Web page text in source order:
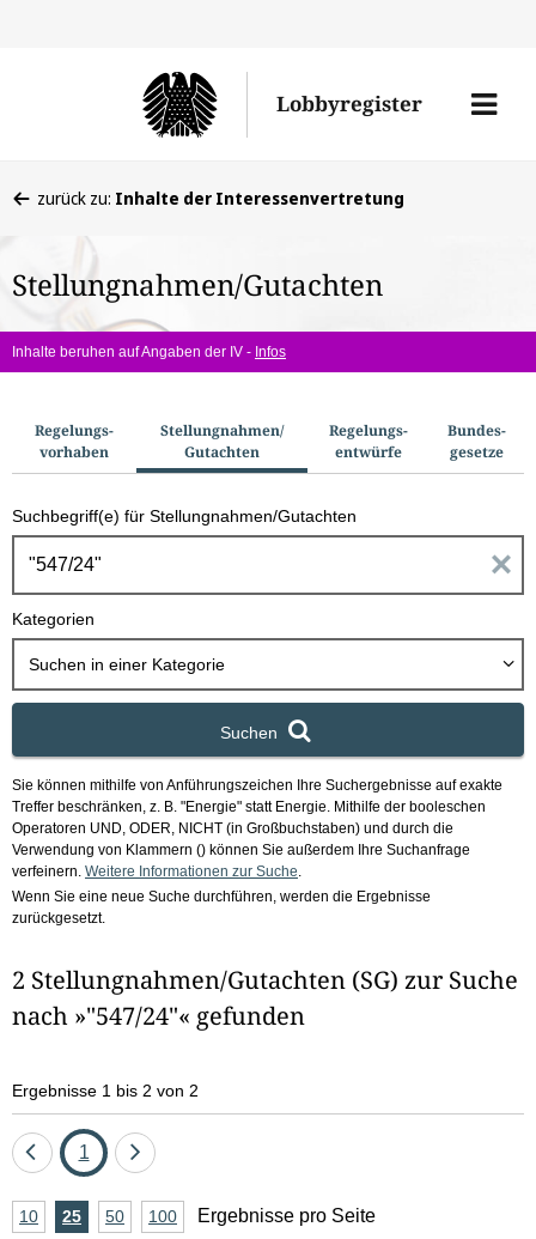
den
Lobbyregister
Menü
befinden
hier:
zurück zu: Inhalte der Interessenvertretung
Stellungnahmen/Gutachten
Inhalte beruhen auf Angaben der IV - Infos
u
c
h
o
Regelungs­
vorhaben
Stellungnahmen/​
Gutachten
Regelungs­
entwürfe
Bundes­
gesetze
Suchbegriff(e) für Stellungnahmen/Gutachten
n
g
a
m
Kategorien
Suchen in einer Kategorie
Suchen
Sie können mithilfe von Anführungszeichen Ihre Suchergebnisse auf exakte
Treffer beschränken, z. B. "Energie" statt Energie. Mithilfe der booleschen
Operatoren UND, ODER, NICHT (in Großbuchstaben) und durch die
Verwendung von Klammern () können Sie außerdem Ihre Suchanfrage
verfeinern. Weitere Informationen zur Suche
Wenn Sie eine neue Suche durchführen, werden die Ergebnisse
zurückgesetzt.
2 Stellungnahmen/Gutachten (SG) zur Suche
nach »"547/24"« gefunden
Ergebnisse 1 bis 2 von 2
Eine
zurück
Seite
1
Eine
vor
A10Ergebnisse
25Ergebnisse
50Ergebnisse
100Ergebnisse
Ergebnisse pro Seite